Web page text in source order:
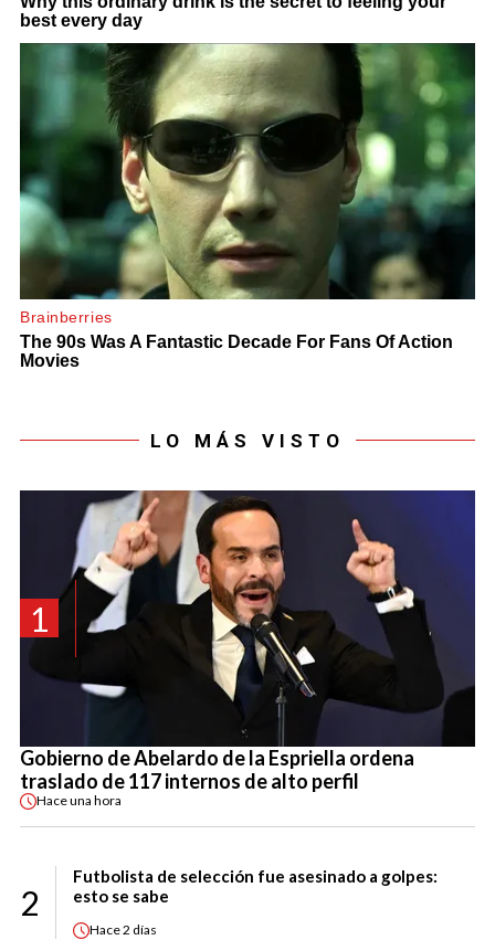
LO MÁS VISTO
1
Gobierno de Abelardo de la Espriella ordena
traslado de 117 internos de alto perfil
Haceuna hora
2
Futbolista de selección fue asesinado a golpes:
esto se sabe
Hace2 días